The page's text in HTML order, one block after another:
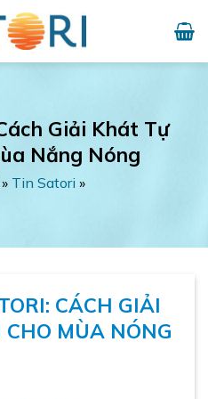
Giải Khát Tự
Nắng Nóng
» Tin Satori »
CÁCH GIẢI
MÙA NÓNG